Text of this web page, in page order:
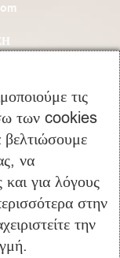
τις
των cookies
βελτιώσουμε
να
για λόγους
στην
την